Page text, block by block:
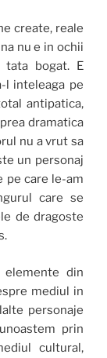
create, reale
nu e in ochii
bogat. E
l inteleaga pe
antipatica,
dramatica
nu a vrut sa
un personaj
pe care le-am
care se
de dragoste
din
mediul in
personaje
prin
cultural,